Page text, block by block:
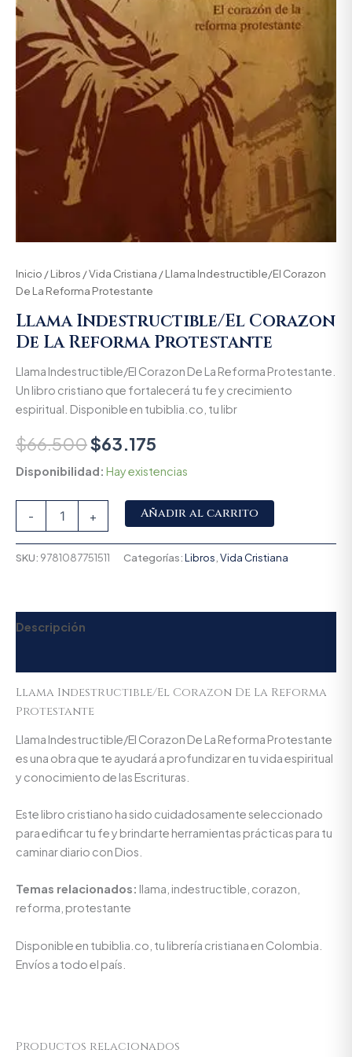
Inicio /Libros /Vida Cristiana / Llama Indestructible/El Corazon
De La Reforma Protestante
Llama Indestructible/El Corazon
De La Reforma Protestante
Llama Indestructible/El Corazon De La Reforma Protestante.
Un libro cristiano que fortalecerá tu fe y crecimiento
espiritual. Disponible en tubiblia.co, tu libr
$66.500$63.175
Disponibilidad: Hay existencias
- + Añadir al carrito
SKU: 9781087751511 Categorías:Libros Vida Cristiana
Descripción
Llama Indestructible/El Corazon De La Reforma
Protestante
Llama Indestructible/El Corazon De La Reforma Protestante
es una obra que te ayudará a profundizar en tu vida espiritual
y conocimiento de las Escrituras.
Este libro cristiano ha sido cuidadosamente seleccionado
para edificar tu fe y brindarte herramientas prácticas para tu
caminar diario con Dios.
Temas relacionados: llama, indestructible, corazon,
reforma, protestante
Disponible en tubiblia.co, tu librería cristiana en Colombia.
Envíos a todo el país.
Productos relacionados